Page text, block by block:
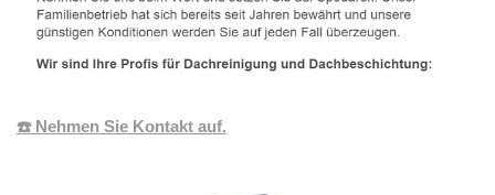
☎️ Nehmen Sie Kontakt auf.